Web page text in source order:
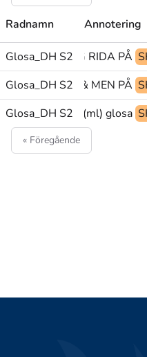
Radnamn Annotering
Glosa_DH S2TISDAG RIDA PÅ
Glosa_DH S2kväll@& MEN PÅ
Glosa_DH S2
ANNAN(ml) glosa@&
« Föregående